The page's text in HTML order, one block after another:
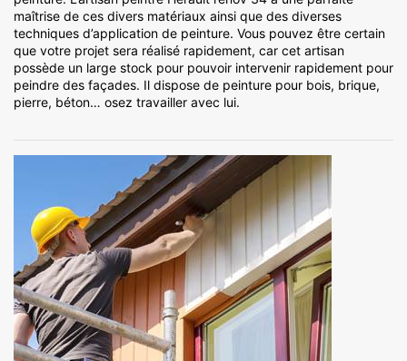
maîtrise de ces divers matériaux ainsi que des diverses
techniques d’application de peinture. Vous pouvez être certain
que votre projet sera réalisé rapidement, car cet artisan
possède un large stock pour pouvoir intervenir rapidement pour
peindre des façades. Il dispose de peinture pour bois, brique,
pierre, béton… osez travailler avec lui.